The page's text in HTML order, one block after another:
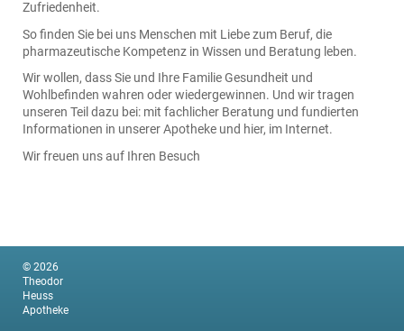
Zufriedenheit.
So finden Sie bei uns Menschen mit Liebe zum Beruf, die
pharmazeutische Kompetenz in Wissen und Beratung leben.
Wir wollen, dass Sie und Ihre Familie Gesundheit und
Wohlbefinden wahren oder wiedergewinnen. Und wir tragen
unseren Teil dazu bei: mit fachlicher Beratung und fundierten
Informationen in unserer Apotheke und hier, im Internet.
Wir freuen uns auf Ihren Besuch
© 2026
Theodor
Heuss
Apotheke